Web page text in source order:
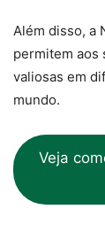
Além disso, a
permitem aos
valiosas em
mundo.
Veja